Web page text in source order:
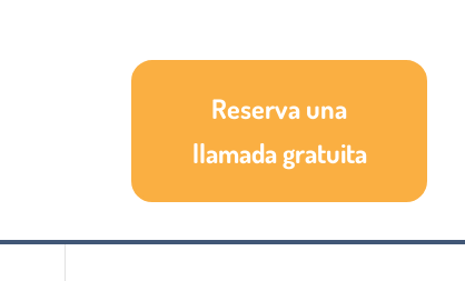
Reserva una
llamada gratuita